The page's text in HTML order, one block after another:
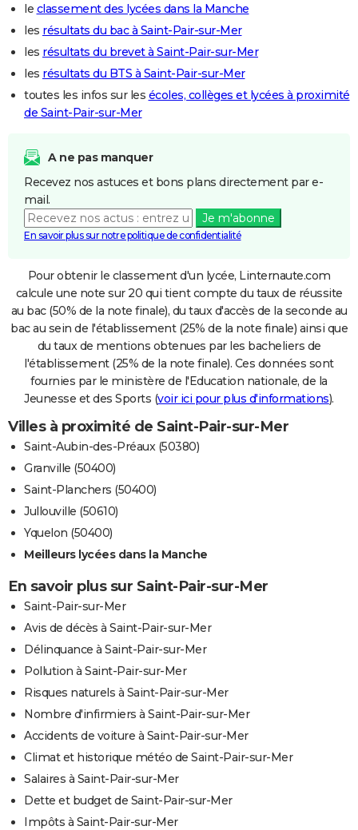
le classement des lycées dans la Manche
les résultats du bac à Saint-Pair-sur-Mer
les résultats du brevet à Saint-Pair-sur-Mer
les résultats du BTS à Saint-Pair-sur-Mer
toutes les infos sur les écoles, collèges et lycées à proximité
de Saint-Pair-sur-Mer
A ne pas manquer
Recevez nos astuces et bons plans directement par e-
mail.
Je m'abonne
En savoir plus sur notre politique de confidentialité
Pour obtenir le classement d'un lycée, Linternaute.com
calcule une note sur 20 qui tient compte du taux de réussite
au bac (50% de la note finale), du taux d'accès de la seconde au
bac au sein de l'établissement (25% de la note finale) ainsi que
du taux de mentions obtenues par les bacheliers de
l'établissement (25% de la note finale). Ces données sont
fournies par le ministère de l'Education nationale, de la
Jeunesse et des Sports (voir ici pour plus d'informations).
Villes à proximité de Saint-Pair-sur-Mer
Saint-Aubin-des-Préaux (50380)
Granville (50400)
Saint-Planchers (50400)
Jullouville (50610)
Yquelon (50400)
Meilleurs lycées dans la Manche
En savoir plus sur Saint-Pair-sur-Mer
Saint-Pair-sur-Mer
Avis de décès à Saint-Pair-sur-Mer
Délinquance à Saint-Pair-sur-Mer
Pollution à Saint-Pair-sur-Mer
Risques naturels à Saint-Pair-sur-Mer
Nombre d'infirmiers à Saint-Pair-sur-Mer
Accidents de voiture à Saint-Pair-sur-Mer
Climat et historique météo de Saint-Pair-sur-Mer
Salaires à Saint-Pair-sur-Mer
Dette et budget de Saint-Pair-sur-Mer
Impôts à Saint-Pair-sur-Mer